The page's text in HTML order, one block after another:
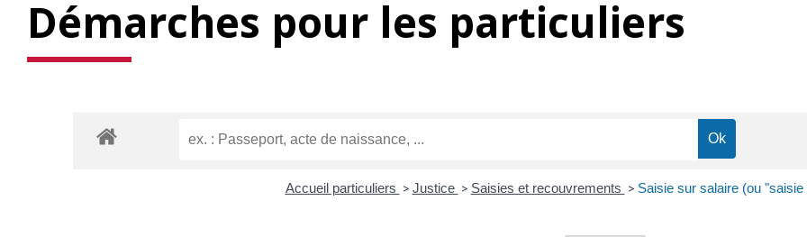
Démarches pour les particuliers
Accueil particuliers > Justice > Saisies et recouvrements > Saisie sur salaire (ou